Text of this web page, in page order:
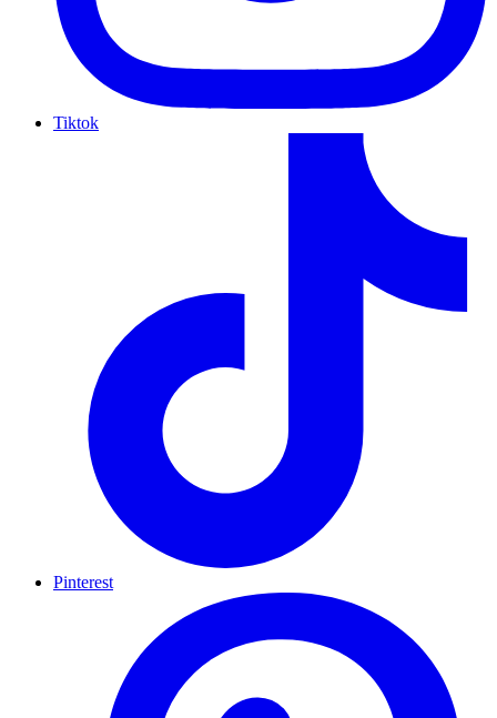
Tiktok
Pinterest